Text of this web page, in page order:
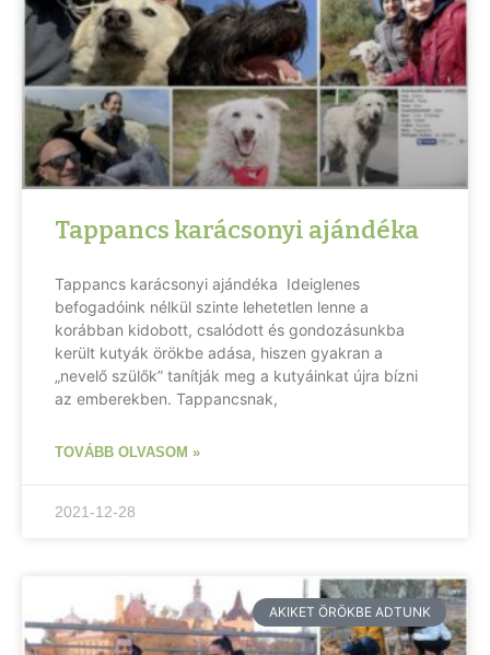
Tappancs karácsonyi ajándéka
Tappancs karácsonyi ajándéka Ideiglenes
befogadóink nélkül szinte lehetetlen lenne a
korábban kidobott, csalódott és gondozásunkba
került kutyák örökbe adása, hiszen gyakran a
„nevelő szülők” tanítják meg a kutyáinkat újra bízni
az emberekben. Tappancsnak,
TOVÁBB OLVASOM »
2021-12-28
AKIKET ÖRÖKBE ADTUNK